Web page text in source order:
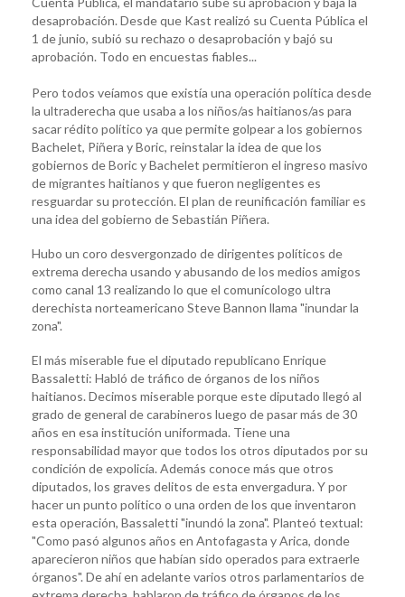
desaprobación. Desde que Kast realizó su Cuenta Pública el
1 de junio, subió su rechazo o desaprobación y bajó su
aprobación. Todo en encuestas fiables...
Pero todos veíamos que existía una operación política desde
la ultraderecha que usaba a los niños/as haitianos/as para
sacar rédito político ya que permite golpear a los gobiernos
Bachelet, Piñera y Boric, reinstalar la idea de que los
gobiernos de Boric y Bachelet permitieron el ingreso masivo
de migrantes haitianos y que fueron negligentes es
resguardar su protección. El plan de reunificación familiar es
una idea del gobierno de Sebastián Piñera.
Hubo un coro desvergonzado de dirigentes políticos de
extrema derecha usando y abusando de los medios amigos
como canal 13 realizando lo que el comunícologo ultra
derechista norteamericano Steve Bannon llama "inundar la
zona".
El más miserable fue el diputado republicano Enrique
Bassaletti: Habló de tráfico de órganos de los niños
haitianos. Decimos miserable porque este diputado llegó al
grado de general de carabineros luego de pasar más de 30
años en esa institución uniformada. Tiene una
responsabilidad mayor que todos los otros diputados por su
condición de expolicía. Además conoce más que otros
diputados, los graves delitos de esta envergadura. Y por
hacer un punto político o una orden de los que inventaron
esta operación, Bassaletti "inundó la zona". Planteó textual:
"Como pasó algunos años en Antofagasta y Arica, donde
aparecieron niños que habían sido operados para extraerle
órganos". De ahí en adelante varios otros parlamentarios de